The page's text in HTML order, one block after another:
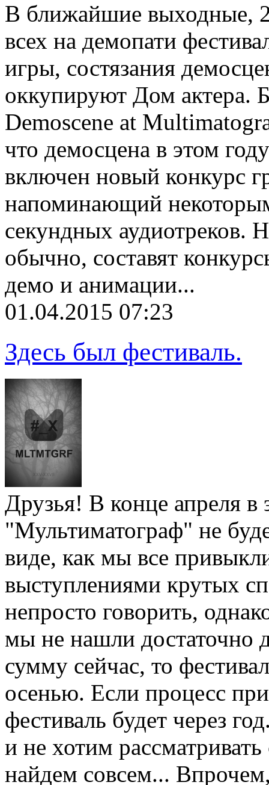
В ближайшие выходные,
всех на демопати
игры, состязания
оккупируют Дом актера.
Demoscene at
что демосцена в этом
включен новый конкурс
напоминающий
секундных аудиотреков.
обычно, составят
демо и анимации...
01.04.2015 07:23
Здесь был фестиваль.
Друзья! В конце апреля в
"Мультиматограф" не
виде, как мы все
выступлениями крутых
непросто говорить,
мы не нашли достаточно
сумму сейчас, то
осенью. Если процесс
фестиваль будет через
и не хотим
найдем совсем...